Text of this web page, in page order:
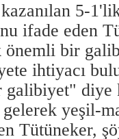
kazanılan 5-
ifade eden
önemli bir
ihtiyacı
galibiyet" diye
yeşil-
Tütüneker,